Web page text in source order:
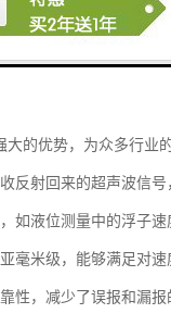
的优势，为众多行业
反射回来的超声波信
液位测量中的浮子速
毫米级，能够满足对
，减少了误报和漏报